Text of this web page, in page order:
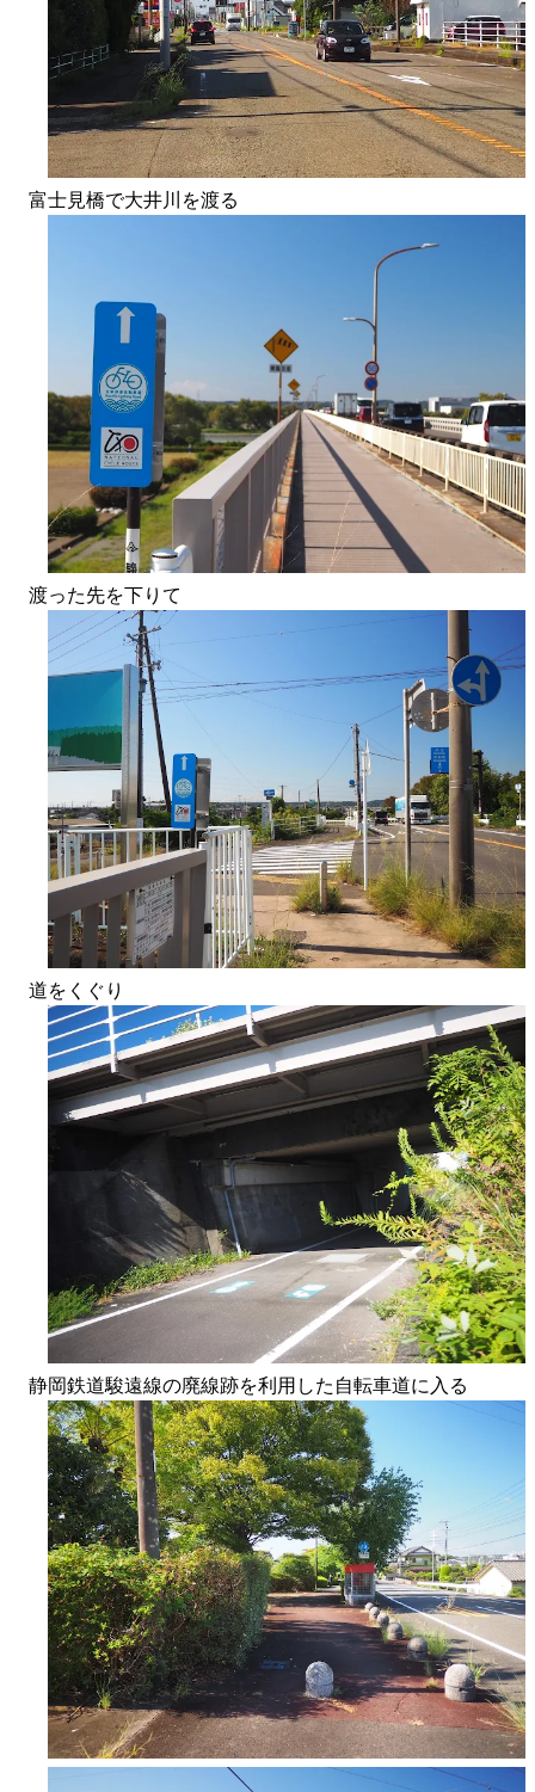
富士見橋で大井川を渡る
渡った先を下りて
道をくぐり
静岡鉄道駿遠線の廃線跡を利用した自転車道に入る